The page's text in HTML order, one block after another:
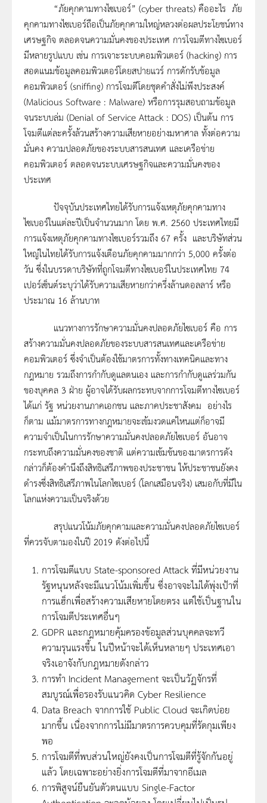
“ภัยคุกคามทางไซเบอร์” (cyber threats) คืออะไร ภัย
คุกคามทางไซเบอร์ถือเป็นภัยคุกคามใหญ่หลวงต่อผลประโยชน์ทาง
เศรษฐกิจ ตลอดจนความมั่นคงของประเทศ การโจมตีทางไซเบอร์
มีหลายรูปแบบ เช่น การเจาะระบบคอมพิวเตอร์ (hacking) การ
สอดแนมข้อมูลคอมพิวเตอร์โดยสปายแวร์ การดักรับข้อมูล
คอมพิวเตอร์ (sniffing) การโจมตีโดยชุดคำสั่งไม่พึงประสงค์
(Malicious Software : Malware) หรือการรุมสอบถามข้อมูล
จนระบบล่ม (Denial of Service Attack : DOS) เป็นต้น การ
โจมตีแต่ละครั้งล้วนสร้างความเสียหายอย่างมหาศาล ทั้งต่อความ
มั่นคง ความปลอดภัยของระบบสารสนเทศ และเครือข่าย
คอมพิวเตอร์ ตลอดจนระบบเศรษฐกิจและความมั่นคงของ
ประเทศ
ปัจจุบันประเทศไทยได้รับการแจ้งเหตุภัยคุกคามทาง
ไซเบอร์ในแต่ละปีเป็นจำนวนมาก โดย พ.ศ. 2560 ประเทศไทยมี
การแจ้งเหตุภัยคุกคามทางไซเบอร์รวมถึง 67 ครั้ง และบริษัทส่วน
ใหญ่ในไทยได้รับการแจ้งเตือนภัยคุกคามมากกว่า 5,000 ครั้งต่อ
วัน ซึ่งในบรรดาบริษัทที่ถูกโจมตีทางไซเบอร์ในประเทศไทย 74
เปอร์เซ็นต์ระบุว่าได้รับความเสียหายกว่าครึ่งล้านดอลลาร์ หรือ
ประมาณ 16 ล้านบาท
แนวทางการรักษาความมั่นคงปลอดภัยไซเบอร์ คือ การ
สร้างความมั่นคงปลอดภัยของระบบสารสนเทศและเครือข่าย
คอมพิวเตอร์ ซึ่งจำเป็นต้องใช้มาตรการทั้งทางเทคนิคและทาง
กฎหมาย รวมถึงการกำกับดูแลตนเอง และการกำกับดูแลร่วมกัน
ของบุคคล 3 ฝ่าย ผู้อาจได้รับผลกระทบจากการโจมตีทางไซเบอร์
ได้แก่ รัฐ หน่วยงานภาคเอกชน และภาคประชาสังคม อย่างไร
ก็ตาม แม้มาตรการทางกฎหมายจะเข้มงวดแค่ไหนแต่ก็อาจมี
ความจำเป็นในการรักษาความมั่นคงปลอดภัยไซเบอร์ อันอาจ
กระทบถึงความมั่นคงของชาติ แต่ความเข้มข้นของมาตรการดัง
กล่าวก็ต้องคำนึงถึงสิทธิเสรีภาพของประชาชน ให้ประชาชนยังคง
ดำรงซึ่งสิทธิเสรีภาพในโลกไซเบอร์ (โลกเสมือนจริง) เสมอกับที่มีใน
โลกแห่งความเป็นจริงด้วย
สรุปแนวโน้มภัยคุกคามและความมั่นคงปลอดภัยไซเบอร์
ที่ควรจับตามองในปี 2019 ดังต่อไปนี้
การโจมตีแบบ State-sponsored Attack ที่มีหน่วยงาน
รัฐหนุนหลังจะมีแนวโน้มเพิ่มขึ้น ซึ่งอาจจะไม่ได้พุ่งเป้าที่
การแฮ็กเพื่อสร้างความเสียหายโดยตรง แต่ใช้เป็นฐานใน
การโจมตีประเทศอื่นๆ
GDPR และกฎหมายคุ้มครองข้อมูลส่วนบุคคลจะทวี
ความรุนแรงขึ้น ในปีหน้าจะได้เห็นหลายๆ ประเทศเอา
จริงเอาจังกับกฎหมายดังกล่าว
การทำ Incident Management จะเป็นวัฏจักรที่
สมบูรณ์เพื่อรองรับแนวคิด Cyber Resilience
Data Breach จากการใช้ Public Cloud จะเกิดบ่อย
มากขึ้น เนื่องจากการไม่มีมาตรการควบคุมที่รัดกุมเพียง
พอ
การโจมตีที่พบส่วนใหญ่ยังคงเป็นการโจมตีที่รู้จักกันอยู่
แล้ว โดยเฉพาะอย่างยิ่งการโจมตีที่มาจากอีเมล
การพิสูจน์ยืนยันตัวตนแบบ Single-Factor